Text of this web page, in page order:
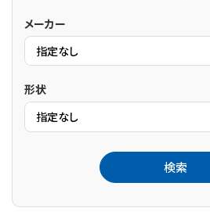
メーカー
形状